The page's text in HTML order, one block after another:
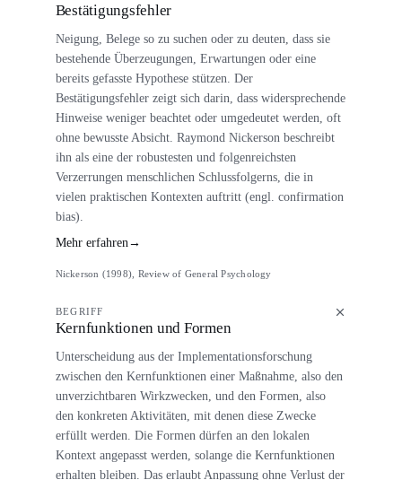
Bestätigungsfehler
Neigung, Belege so zu suchen oder zu deuten, dass sie
bestehende Überzeugungen, Erwartungen oder eine
bereits gefasste Hypothese stützen. Der
Bestätigungsfehler zeigt sich darin, dass widersprechende
Hinweise weniger beachtet oder umgedeutet werden, oft
ohne bewusste Absicht. Raymond Nickerson beschreibt
ihn als eine der robustesten und folgenreichsten
Verzerrungen menschlichen Schlussfolgerns, die in
vielen praktischen Kontexten auftritt (engl. confirmation
bias).
Mehr erfahren →
Nickerson (1998), Review of General Psychology
BEGRIFF
Kernfunktionen und Formen
Unterscheidung aus der Implementationsforschung
zwischen den Kernfunktionen einer Maßnahme, also den
unverzichtbaren Wirkzwecken, und den Formen, also
den konkreten Aktivitäten, mit denen diese Zwecke
erfüllt werden. Die Formen dürfen an den lokalen
Kontext angepasst werden, solange die Kernfunktionen
erhalten bleiben. Das erlaubt Anpassung ohne Verlust der